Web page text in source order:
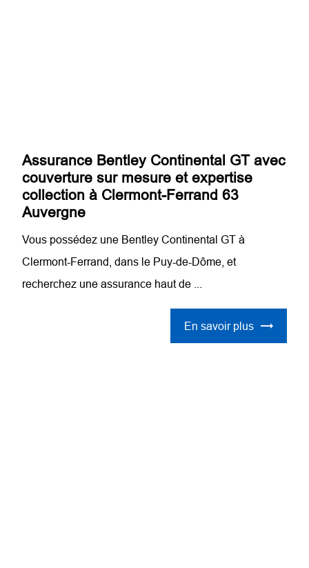
Assurance Bentley Continental GT avec
couverture sur mesure et expertise
collection à Clermont-Ferrand 63
Auvergne
Vous possédez une Bentley Continental GT à
Clermont-Ferrand, dans le Puy-de-Dôme, et
recherchez une assurance haut de ...
En savoir plus